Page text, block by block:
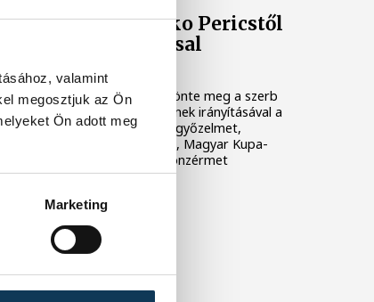
valamint
megosztjuk az Ön
Ön adott meg
Marketing
Elköszönt Marko Pericstől
a VEHIR.HU Futsal
A klub saját oldalán köszönte meg a szerb
szakember munkáját, akinek irányításával a
veszprémiek alapszakaszgyőzelmet,
történelmi BL-szereplést, Magyar Kupa-
győzelmet és bajnoki bronzérmet
ünnepelhettek.